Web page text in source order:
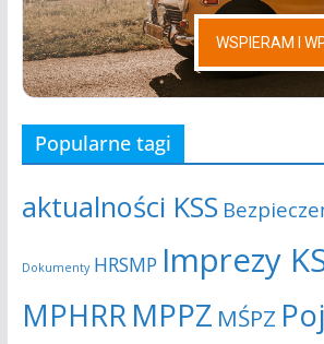
Popularne tagi
aktualności KSS
Dokumenty HRSMP Imprezy
MPHRRMPPZ MŚPZ